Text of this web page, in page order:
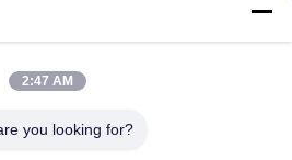
del prisma della
riflessione del prisma delle carte
2:47 AM
you looking for?